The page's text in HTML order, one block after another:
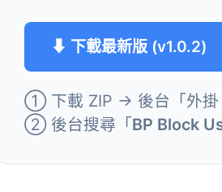
⬇ 下載最新版 (v1.0.2)
① 下載 ZIP → 後台「外掛
② 後台搜尋「BP Block